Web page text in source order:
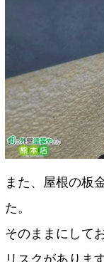
また、屋根の板
た。
そのままにして
リスクがありま